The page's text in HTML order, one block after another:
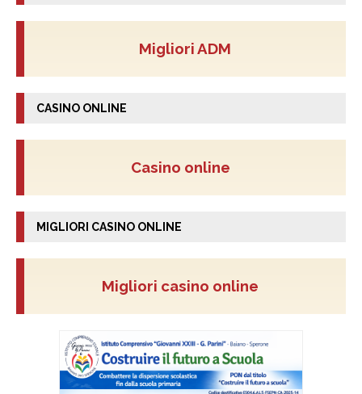
Migliori ADM
CASINO ONLINE
Casino online
MIGLIORI CASINO ONLINE
Migliori casino online